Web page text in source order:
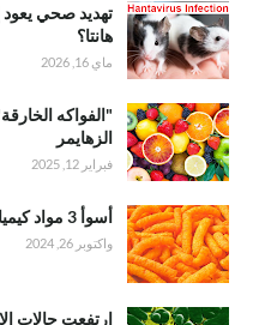
تهديد صحي يعود
هانتا؟
ماي 16, 2026
"الفواكه
الزهايمر
فبراير 12, 2025
أسوأ 3 مواد كيميائية في طعامك يمكن أن تضر بصحتك
واكتوبر 26, 2024
ارتفعت حالات